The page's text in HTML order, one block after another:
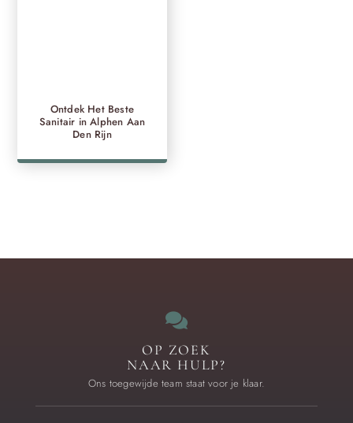
Ontdek Het Beste
Sanitair in Alphen Aan
Den Rijn
OP ZOEK
NAAR HULP?
Ons toegewijde team staat voor je klaar.